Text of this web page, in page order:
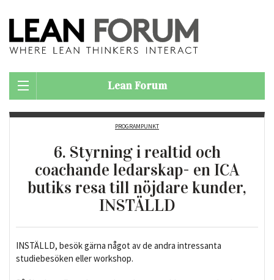
Lean Forum
PROGRAMPUNKT
6. Styrning i realtid och
coachande ledarskap- en ICA
butiks resa till nöjdare kunder,
INSTÄLLD
INSTÄLLD, besök gärna något av de andra intressanta
studiebesöken eller workshop.